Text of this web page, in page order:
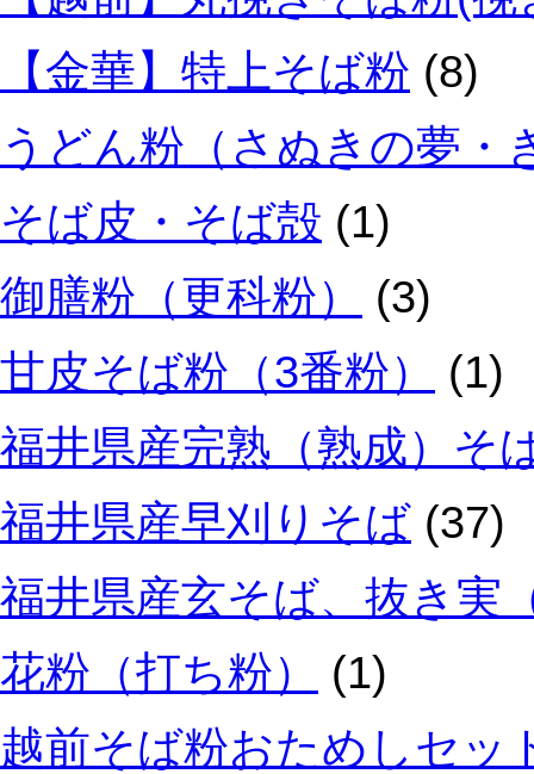
【金華】特上そば粉 (8)
うどん粉（さぬきの夢・
そば皮・そば殻 (1)
御膳粉（更科粉）
(3)
甘皮そば粉（3番粉）
(1)
福井県産完熟（熟成）そ
福井県産早刈りそば (37)
福井県産玄そば、抜き実
花粉（打ち粉）
(1)
越前そば粉おためしセッ